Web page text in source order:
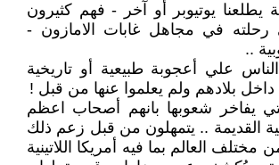
يطلعنا يوتيوبر أو آخر - فهم كثيرون
في مجاهل غابات الامازون -
..
علي أعجوبة طبيعية أو تاريخية
داخل بلادهم ولم يعلموا عنها من قبل !
يفاخر شعوبها بانهم أصحاب اعظم
القديمة .. يتمهلون من قبل زعم ذلك
العالم بما فيه أمريكا اللاتينية